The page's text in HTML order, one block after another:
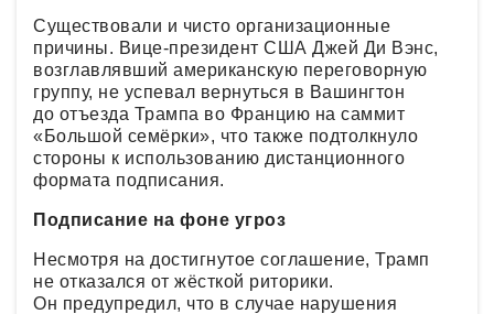
Существовали и чисто организационные
причины. Вице-президент США Джей Ди Вэнс,
возглавлявший американскую переговорную
группу, не успевал вернуться в Вашингтон
до отъезда Трампа во Францию на саммит
«Большой семёрки», что также подтолкнуло
стороны к использованию дистанционного
формата подписания.
Подписание на фоне угроз
Несмотря на достигнутое соглашение, Трамп
не отказался от жёсткой риторики.
Он предупредил, что в случае нарушения